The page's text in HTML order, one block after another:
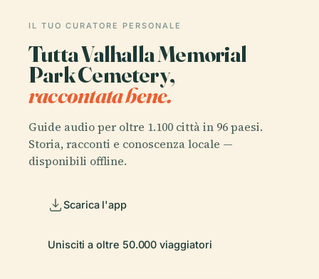
IL TUO CURATORE PERSONALE
Tutta Valhalla Memorial
Park Cemetery,
raccontata bene.
Guide audio per oltre 1.100 città in 96 paesi.
Storia, racconti e conoscenza locale —
disponibili offline.
Scarica l'app
Unisciti a oltre 50.000 viaggiatori